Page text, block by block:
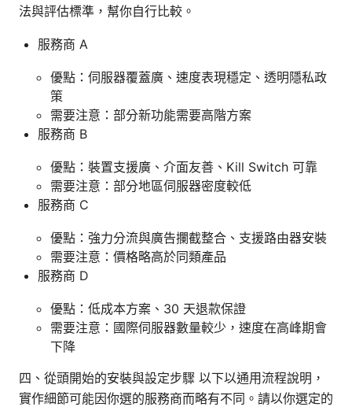
法與評估標準，幫你自行比較。
服務商 A
優點：伺服器覆蓋廣、速度表現穩定、透明隱私政
策
需要注意：部分新功能需要高階方案
服務商 B
優點：裝置支援廣、介面友善、Kill Switch 可靠
需要注意：部分地區伺服器密度較低
服務商 C
優點：強力分流與廣告攔截整合、支援路由器安裝
需要注意：價格略高於同類產品
服務商 D
優點：低成本方案、30 天退款保證
需要注意：國際伺服器數量較少，速度在高峰期會
下降
四、從頭開始的安裝與設定步驟 以下以通用流程說明，
實作細節可能因你選的服務商而略有不同。請以你選定的